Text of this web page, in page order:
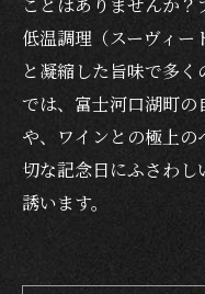
低温調理（スーヴィ
と凝縮した旨味で多
では、富士河口湖町の
や、ワインとの極上
切な記念日にふさわし
誘います。